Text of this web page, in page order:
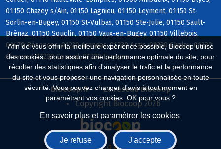
Afin de vous offrir la meilleure expérience possible, Biocoop utilise
des cookies : pour assurer une performance optimale du site, pour
récolter des statistiques afin d'analyser le trafic et la performance
du site et vous proposer une navigation personnalisée en toute
sécurité. Vous pouvez changer d'avis à tout moment en
paramétrant vos cookies. OK pour vous ?
En savoir plus et paramétrer les cookies
Je refuse J'accepte
01150 Chazey s/Ain, 01150 Lagnieu, 01150 Leyment, 01150 St-
Sorlin-en-Bugey, 01150 St-Vulbas, 01150 Ste-Julie, 01150 Sault-
Brénaz, 01150 Souclin, 01150 Vaux-en-Bugey, 01150 Villebois,
01470 Bénonces, 01230 Arandas, 01230 Argis, 01230 Chaley, 01230
Cleyzieu, 01230 Conand, 01230 Evosges
Biocoop.fr
Le réseau Biocoop
Copyright Biocoop 2026